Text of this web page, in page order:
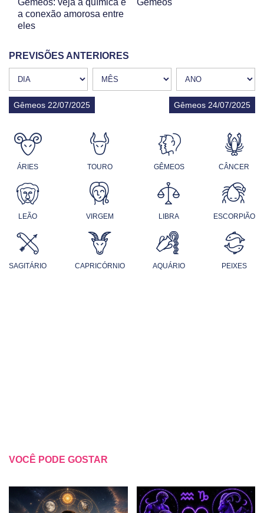
a conexão amorosa entre
eles
PREVISÕES ANTERIORES
Gêmeos 22/07/2025 Gêmeos 24/07/2025
ÁRIES TOURO GÊMEOS CÂNCER
LEÃO VIRGEM LIBRA ESCORPIÃO
SAGITÁRIO CAPRICÓRNIO AQUÁRIO PEIXES
VOCÊ PODE GOSTAR